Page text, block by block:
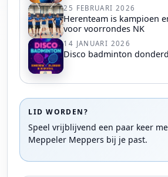
25 FEBRUARI 2026
Herenteam is kampioen
voor voorrondes NK
14 JANUARI 2026
Disco badminton
LID WORDEN?
Speel vrijblijvend een paar keer
Meppeler Meppers bij je past.